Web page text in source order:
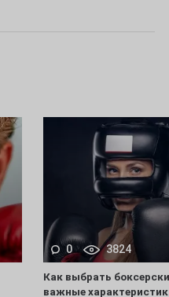
0 3824
Как выбрать
важные